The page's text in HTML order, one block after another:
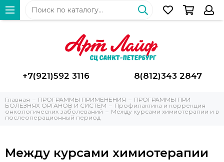
+7(921)592 3116 8(812)343 2847
Главная ПРОГРАММЫ ПРИМЕНЕНИЯ
ПРОГРАММЫ ПРИ
БОЛЕЗНЯХ ОРГАНОВ И СИСТЕМ
Профилактика и коррекция
онкологических заболеваний
Между курсами химиотерапии и в
послеоперационный период
Между курсами химиотерапии